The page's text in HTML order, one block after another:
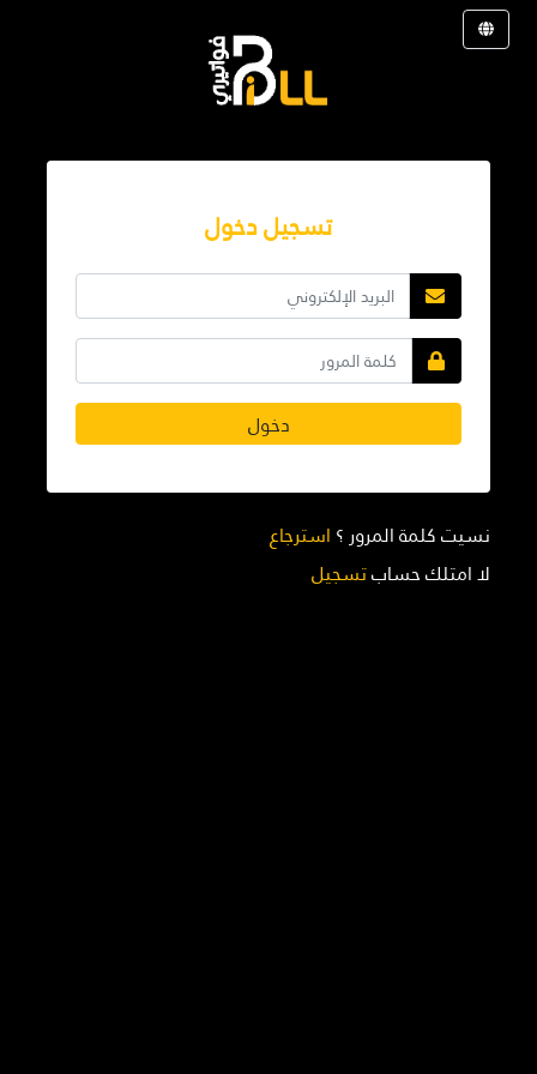
تسجيل دخول
دخول
نسيت كلمة المرور ؟ استرجاع
لا امتلك حسابتسجيل